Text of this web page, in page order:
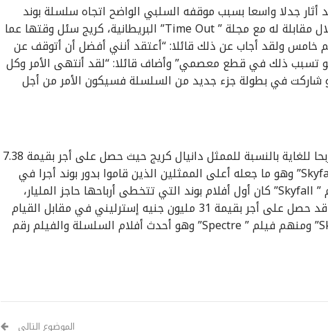
أثار جدلا واسعا بسبب موقفه السلبي الواضح اتجاه سلسلة بوند
ومن ضمن هذه التصريحات تصريح غريب له خلال مقابلة له مع مجلة ” Time Out” البريطانية، كريج سئل وقتها عما
ولقد أجاب عن ذلك قائلا: “أعتقد أنني أفضل أن أتوقف عن
تسبب ذلك في قطع معصمي” وأضاف قائلا: “لقد أنتهى الأمر وكل
شاركت في بطولة جزء جديد من السلسلة فسيكون الأمر من أجل
العمل في سلسلة بوند كان بدون شك أمرا مربحا للغاية بالنسبة للممثل دانيال كريج حيث حصل على أجر بقيمة 7.38
مليون جنيه إسترليني عن دوره في فيلم ” Skyfall” وهو ما جعله أعلى الممثلين الذين قاموا بدور بوند أجرا في
تاريخ السلسلة الشهيرة، جدير بالذكر أن فيلم ” Skyfall” كان أول أفلام بوند التي تتخطى أرباحها حاجز المليار،
وبعد النجاح الكبير لذلك الفيلم قيل أن كريج قد حصل على أجر بقيمة 31 مليون جنيه إسترليني في مقابل القيام
بدور بوند في الفلمين التاليين لفيلم ” Skyfall” ومنهم فيلم ” Spectre” وهو أحدث أفلام السلسلة والفيلم رقم
الموضوع التالي